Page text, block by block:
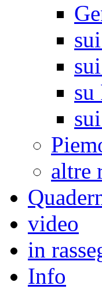
su
altre
video
in
Info